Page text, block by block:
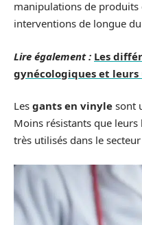
manipulations de
interventions de longue
Lire également : Les
gynécologiques et leurs
Les gants en vinyle sont
Moins résistants que
très utilisés dans le